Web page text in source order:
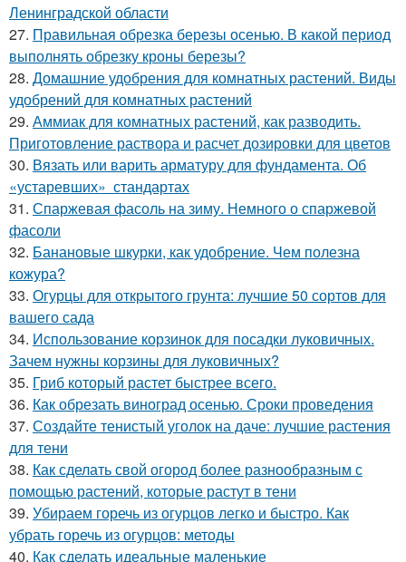
Ленинградской области
27. Правильная обрезка березы осенью. В какой период
выполнять обрезку кроны березы?
28. Домашние удобрения для комнатных растений. Виды
удобрений для комнатных растений
29. Аммиак для комнатных растений, как разводить.
Приготовление раствора и расчет дозировки для цветов
30. Вязать или варить арматуру для фундамента. Об
«устаревших» стандартах
31. Спаржевая фасоль на зиму. Немного о спаржевой
фасоли
32. Банановые шкурки, как удобрение. Чем полезна
кожура?
33. Огурцы для открытого грунта: лучшие 50 сортов для
вашего сада
34. Использование корзинок для посадки луковичных.
Зачем нужны корзины для луковичных?
35. Гриб который растет быстрее всего.
36. Как обрезать виноград осенью. Сроки проведения
37. Создайте тенистый уголок на даче: лучшие растения
для тени
38. Как сделать свой огород более разнообразным с
помощью растений, которые растут в тени
39. Убираем горечь из огурцов легко и быстро. Как
убрать горечь из огурцов: методы
40. Как сделать идеальные маленькие